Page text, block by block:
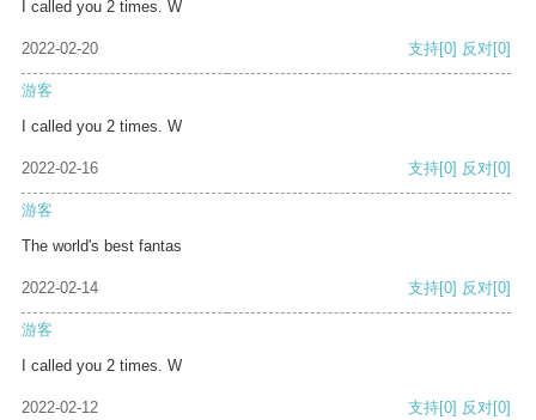
I called you 2 times. W
2022-02-20 支持[0] 反对[0]
游客
I called you 2 times. W
2022-02-16 支持[0] 反对[0]
游客
The world's best fantas
2022-02-14 支持[0] 反对[0]
游客
I called you 2 times. W
2022-02-12 支持[0] 反对[0]